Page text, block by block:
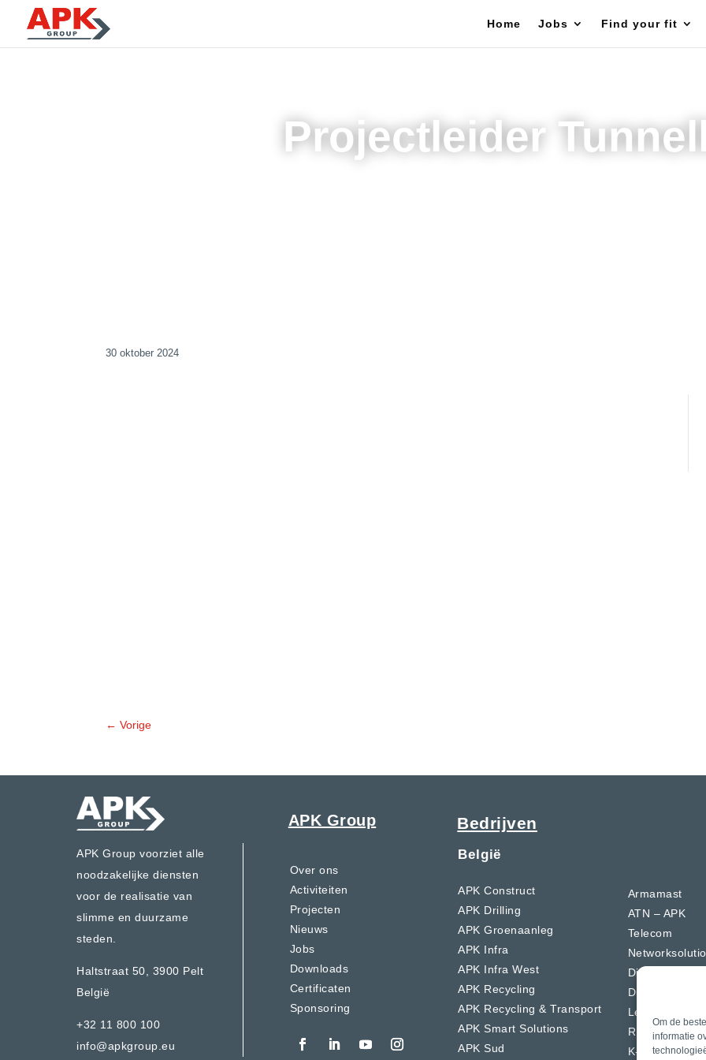
Om de
informatie
Home Jobs Find your fit
Projectleider
30 oktober 2024
←Vorige
APK Group Bedrijven
APK Group voorziet alle
noodzakelijke diensten
voor de realisatie van
slimme en duurzame
steden.
Haltstraat 50, 3900 Pelt
België
+32 11 800 100
info@apkgroup.eu
Over ons
Activiteiten
Projecten
Nieuws
Jobs
Downloads
Certificaten
Sponsoring
België
APK Construct
APK Drilling
APK Groenaanleg
APK Infra
APK Infra West
APK Recycling
APK Recycling & Transport
APK Smart Solutions
APK Sud
Armamast
ATN – APK
Telecom
Dierckx
Drion Glijbouw
LeVan
R.D.V.S
K-Boringen